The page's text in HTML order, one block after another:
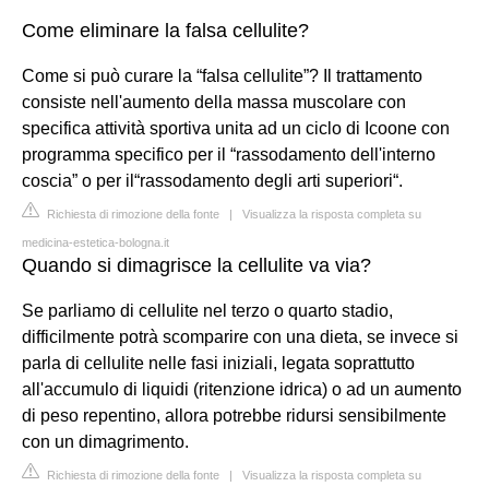
Come eliminare la falsa cellulite?
Come si può curare la “falsa cellulite”? Il trattamento
consiste nell'aumento della massa muscolare con
specifica attività sportiva unita ad un ciclo di Icoone con
programma specifico per il “rassodamento dell'interno
coscia” o per il“rassodamento degli arti superiori“.
Richiesta di rimozione della fonte | Visualizza la risposta completa su
medicina-estetica-bologna.it
Quando si dimagrisce la cellulite va via?
Se parliamo di cellulite nel terzo o quarto stadio,
difficilmente potrà scomparire con una dieta, se invece si
parla di cellulite nelle fasi iniziali, legata soprattutto
all'accumulo di liquidi (ritenzione idrica) o ad un aumento
di peso repentino, allora potrebbe ridursi sensibilmente
con un dimagrimento.
Richiesta di rimozione della fonte | Visualizza la risposta completa su